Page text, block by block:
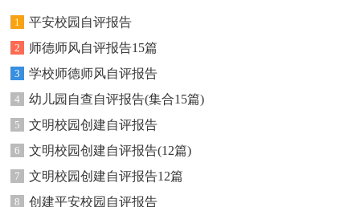
1 平安校园自评报告
2 师德师风自评报告15篇
3 学校师德师风自评报告
4 幼儿园自查自评报告(集合15篇)
5 文明校园创建自评报告
6 文明校园创建自评报告(12篇)
7 文明校园创建自评报告12篇
8 创建平安校园自评报告